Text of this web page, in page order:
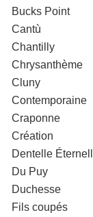
Bucks Point
Cantù
Chantilly
Chrysanthème
Cluny
Contemporaine
Craponne
Création
Dentelle
Du Puy
Duchesse
Fils coupés